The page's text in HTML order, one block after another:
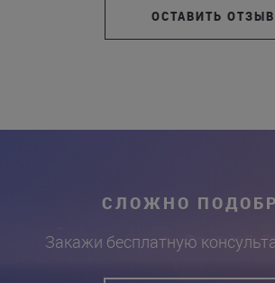
ОСТАВИТЬ ОТЗЫВ
СЛОЖНО
Закажи бесплатную